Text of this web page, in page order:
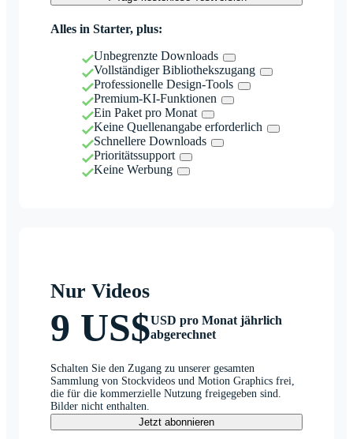
Alles in Starter, plus:
Unbegrenzte Downloads
Vollständiger Bibliothekszugang
Professionelle Design-Tools
Premium-KI-Funktionen
Ein Paket pro Monat
Keine Quellenangabe erforderlich
Schnellere Downloads
Prioritätssupport
Keine Werbung
Nur Videos
9 US$USD pro Monat jährlich
abgerechnet
Schalten Sie den Zugang zu unserer gesamten
Sammlung von Stockvideos und Motion Graphics frei,
die für die kommerzielle Nutzung freigegeben sind.
Bilder nicht enthalten.
Jetzt abonnieren